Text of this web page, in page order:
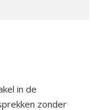
in de
zonder